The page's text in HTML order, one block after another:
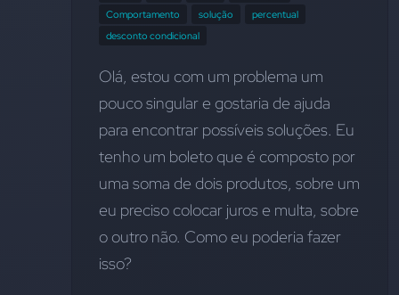
Comportamento
solução
percentual
desconto condicional
Olá, estou com um problema um
pouco singular e gostaria de ajuda
para encontrar possíveis soluções. Eu
tenho um boleto que é composto por
uma soma de dois produtos, sobre um
eu preciso colocar juros e multa, sobre
o outro não. Como eu poderia fazer
isso?